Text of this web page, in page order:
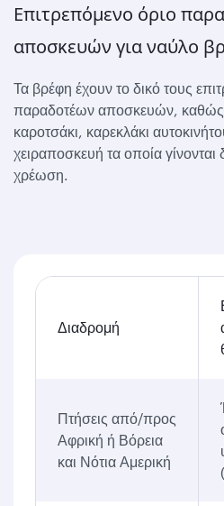
Επιτρεπόμενο όριο
αποσκευών για ναύλο
Τα βρέφη έχουν το δικό τους
παραδοτέων αποσκευών, καθώς
καροτσάκι, καρεκλάκι
χειραποσκευή τα οποία
χρέωση.
Διαδρομή
Πτήσεις από/προς
Αφρική ή Βόρεια
και Νότια Αμερική